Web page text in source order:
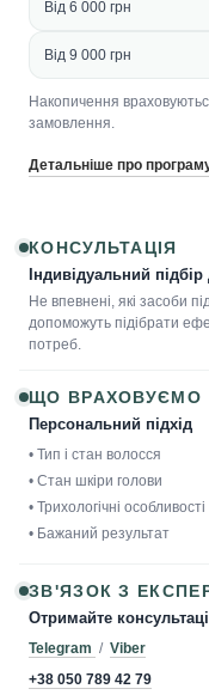
Від 6 000 грн
Від 9 000 грн
Накопичення
замовлення.
Детальніше про
КОНСУЛЬТАЦІЯ
Індивідуальний
Не впевнені, які засоби
допоможуть підібрати
потреб.
ЩО ВРАХОВУЄМО
Персональний підхід
• Тип і стан волосся
• Стан шкіри голови
• Трихологічні особливості
• Бажаний результат
ЗВ'ЯЗОК З
Отримайте
Telegram / Viber
+38 050 789 42 79